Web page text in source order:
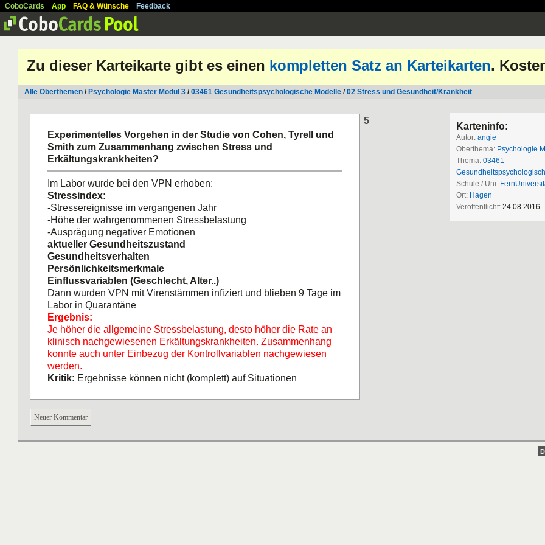
CoboCards App FAQ & Wünsche Feedback
Zu dieser Karteikarte gibt es einen kompletten Satz an Karteikarten.
Alle Oberthemen / Psychologie Master Modul 3 /03461 Gesundheitspsychologische Modelle /02 Stress und Gesundheit/Krankheit
5
Experimentelles Vorgehen in der Studie von Cohen, Tyrell und
Smith zum Zusammenhang zwischen Stress und
Erkältungskrankheiten?
Im Labor wurde bei den VPN erhoben:
Stressindex:
-Stressereignisse im vergangenen Jahr
-Höhe der wahrgenommenen Stressbelastung
-Ausprägung negativer Emotionen
aktueller Gesundheitszustand
Gesundheitsverhalten
Persönlichkeitsmerkmale
Einflussvariablen (Geschlecht, Alter..)
Dann wurden VPN mit Virenstämmen infiziert und blieben 9 Tage im
Labor in Quarantäne
Ergebnis:
Je höher die allgemeine Stressbelastung, desto höher die Rate an
klinisch nachgewiesenen Erkältungskrankheiten. Zusammenhang
konnte auch unter Einbezug der Kontrollvariablen nachgewiesen
werden.
Kritik: Ergebnisse können nicht (komplett) auf Situationen
Neuer Kommentar
Karteninfo:
Autor: angie
Oberthema: Psychologie
Thema: 03461
Schule / Uni:
Ort: Hagen
Veröffentlicht: 24.08.2016